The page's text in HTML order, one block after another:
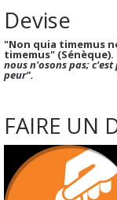
Devise
"Non quia timemus
timemus" (Sénèque).
nous n'osons pas;
peur".
FAIRE UN